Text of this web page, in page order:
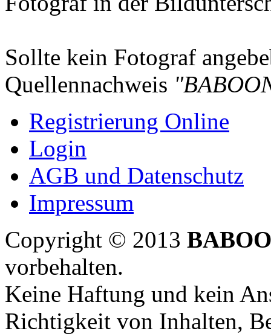
Sollte kein Fotograf
Quellennachweis
Registrierung Online
Login
AGB und Datenschutz
Impressum
Copyright © 2013
vorbehalten.
Keine Haftung und kein
Richtigkeit von Inhalten,